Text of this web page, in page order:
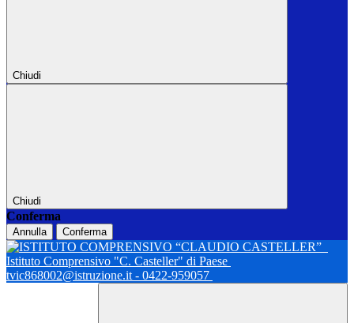
Chiudi
Chiudi
Conferma
Annulla Conferma
Istituto Comprensivo "C. Casteller" di Paese
tvic868002@istruzione.it - 0422-959057